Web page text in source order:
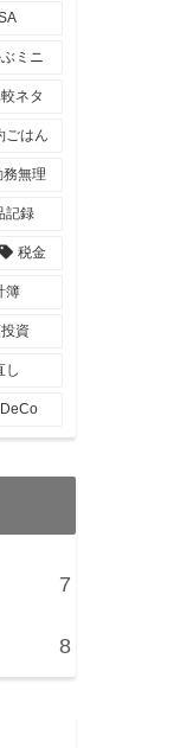
ミニ
ネタ
ごはん
無理
記録
税金
簿
資
し
7
8